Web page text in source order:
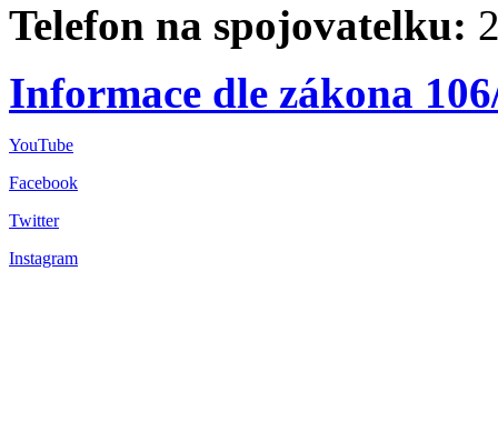
Telefon na spojovatelku:
Informace dle zákona
YouTube
Facebook
Twitter
Instagram